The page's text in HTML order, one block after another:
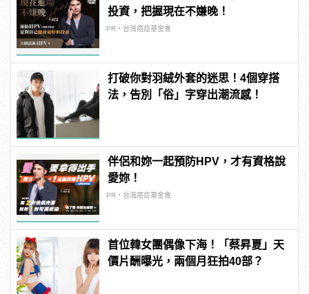
投資，把握現在不嫌晚！
PR・台灣癌症基金會
打破你對羽絨外套的迷思！4個穿搭
法，告別「俗」字穿出潮流感！
伴侶和妳一起預防HPV，才有資格說
愛妳！
PR・台灣癌症基金會
首位韓女團偶像下海！「蔡昇夏」天
價片酬曝光，兩個月狂拍40部？